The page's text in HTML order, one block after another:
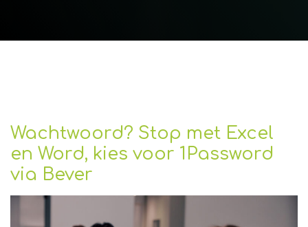
Wachtwoord? Stop met Excel
en Word, kies voor 1Password
via Bever